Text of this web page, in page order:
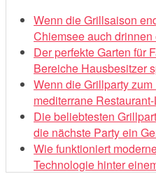
Wenn die Grillsaison
Chiemsee auch
Der perfekte Garten für
Bereiche Hausbesitzer
Wenn die Grillparty
mediterrane
Die beliebtesten
die nächste Party ein
Wie funktioniert
Technologie hinter